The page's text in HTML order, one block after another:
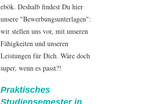
ebök. Deshalb findest Du hier
unsere "Bewerbungsunterlagen":
wir stellen uns vor, mit unseren
Fähigkeiten und unseren
Leistungen für Dich. Wäre doch
super, wenn es passt?!
Praktisches